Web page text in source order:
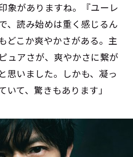
象がありますね。『ユーレ
、読み始めは重く感じるん
どこか爽やかさがある。主
ュアさが、爽やかさに繋が
思いました。しかも、凝っ
いて、驚きもあります」